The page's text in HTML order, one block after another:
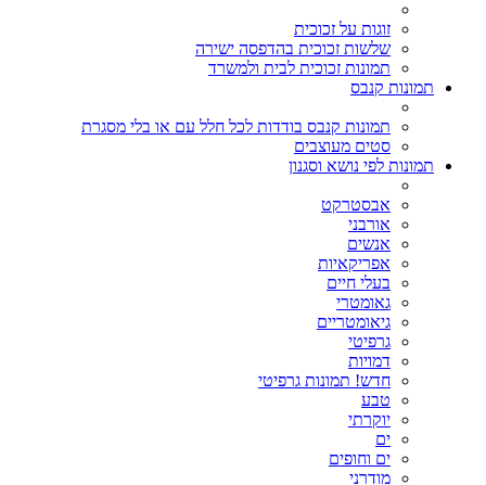
זוגות על זכוכית
שלשות זכוכית בהדפסה ישירה
תמונות זכוכית לבית ולמשרד
תמונות קנבס
תמונות קנבס בודדות לכל חלל עם או בלי מסגרת
סטים מעוצבים
תמונות לפי נושא וסגנון
אבסטרקט
אורבני
אנשים
אפריקאיות
בעלי חיים
גאומטרי
גיאומטריים
גרפיטי
דמויות
חדש! תמונות גרפיטי
טבע
יוקרתי
ים
ים וחופים
מודרני